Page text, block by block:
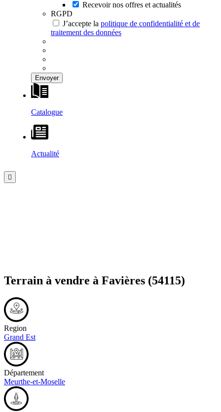
Recevoir nos offres et actualités
RGPD
J’accepte la politique de confidentialité et de
traitement des données
Catalogue
Actualité
Terrain à vendre à Favières (54115)
Region
Grand Est
Département
Meurthe-et-Moselle